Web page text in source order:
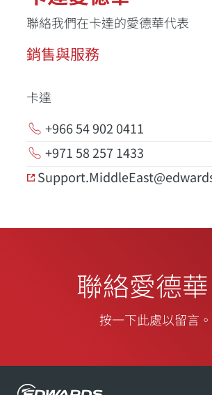
聯絡我們在卡達的愛德華代表
銷售與服務
卡達
+966 54 902 0411
+971 58 257 1433
聯絡愛德華
按一下此處以留言。